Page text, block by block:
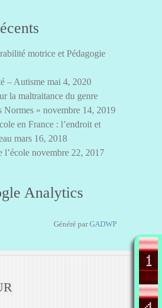
motrice et Pédagogie
– Autisme mai 4, 2020
la maltraitance du genre
Normes » novembre 14, 2019
en France : l’endroit et
mars 16, 2018
l’école novembre 22, 2017
Analytics
Généré parGADWP